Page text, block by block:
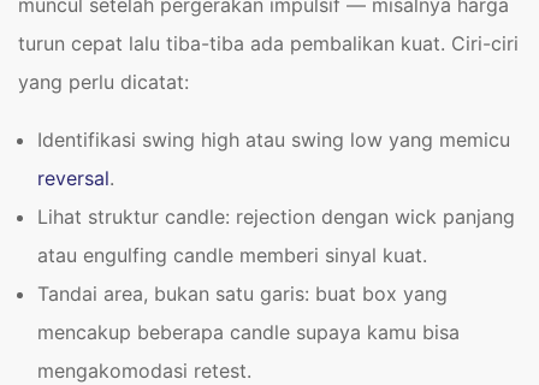
muncul setelah pergerakan impulsif — misalnya harga
turun cepat lalu tiba-tiba ada pembalikan kuat. Ciri-ciri
yang perlu dicatat:
Identifikasi swing high atau swing low yang memicu
reversal.
Lihat struktur candle: rejection dengan wick panjang
atau engulfing candle memberi sinyal kuat.
Tandai area, bukan satu garis: buat box yang
mencakup beberapa candle supaya kamu bisa
mengakomodasi retest.